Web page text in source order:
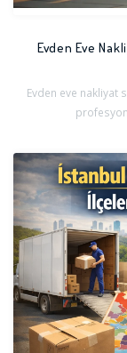
Evden Eve
Evden eve nakliyat